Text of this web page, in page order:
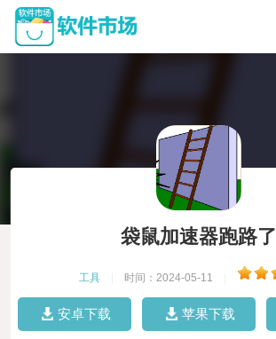
袋鼠加速器跑路了
工具 时间：2024-05-11
安卓下载 苹果下载